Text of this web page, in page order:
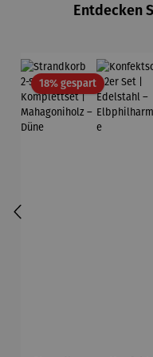
ExupéryEntdecken
18% gespartRabatt